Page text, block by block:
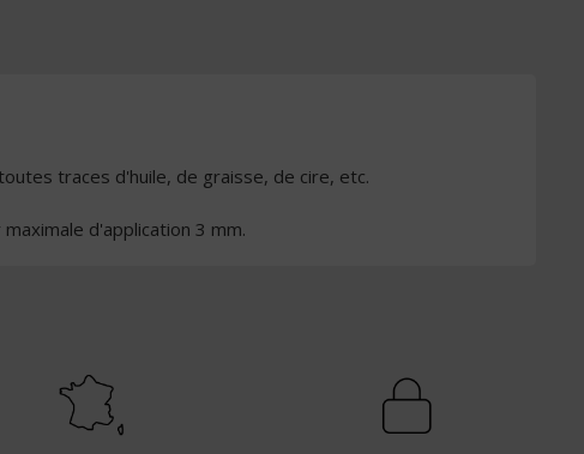
traces d'huile, de graisse, de cire, etc.
d'application 3 mm.